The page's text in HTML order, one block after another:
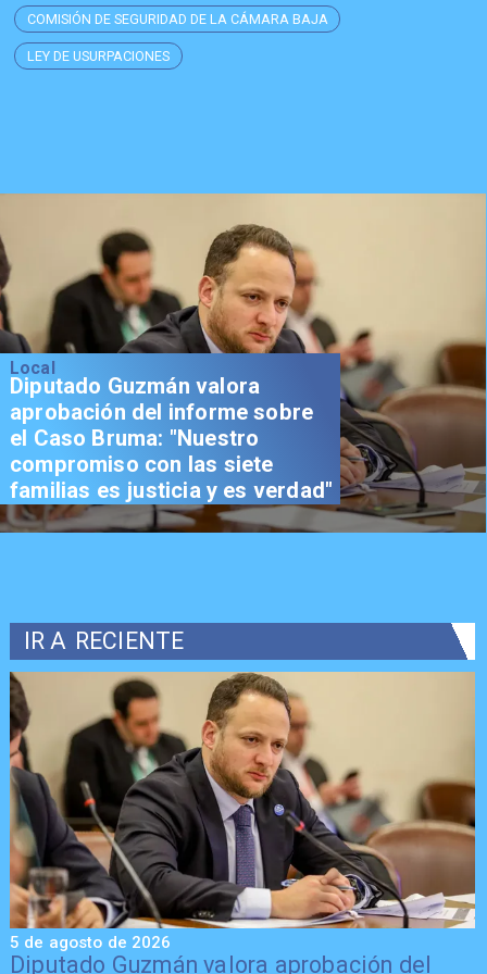
COMISIÓN DE SEGURIDAD DE LA CÁMARA BAJA
LEY DE USURPACIONES
Local
Diputado Guzmán valora
aprobación del informe sobre
el Caso Bruma: "Nuestro
compromiso con las siete
familias es justicia y es verdad"
IR A RECIENTE
Diputado Guzmán valora aprobación del
5 de agosto de 2026